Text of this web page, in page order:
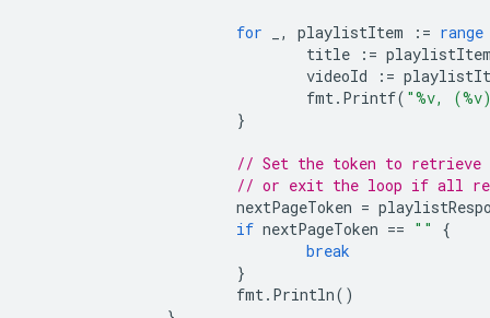
for , playlistItem := range
title
:=
videoId
:=
fmt. Printf( "%v,
}
// Set the token to retrieve
// or exit the loop if all
nextPageToken =
if nextPageToken == ""
{
break
}
fmt. Println()